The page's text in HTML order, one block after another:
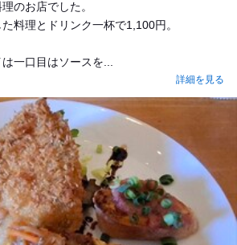
のお店でした。
料理とドリンク一杯で1,100円。
一口目はソースを...
詳細を見る